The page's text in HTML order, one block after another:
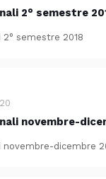
2° semestre
semestre 2018
novembre-
novembre-dicembre